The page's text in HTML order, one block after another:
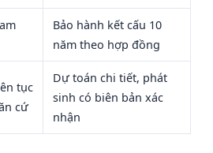
Bảo hành kết cấu 10
năm theo hợp đồng
tục
cứ
Dự toán chi tiết, phát
sinh có biên bản xác
nhận